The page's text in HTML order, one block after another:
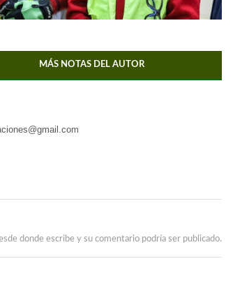
MÁS NOTAS DEL AUTOR
donde escribe y su comentario podría ser publicado.